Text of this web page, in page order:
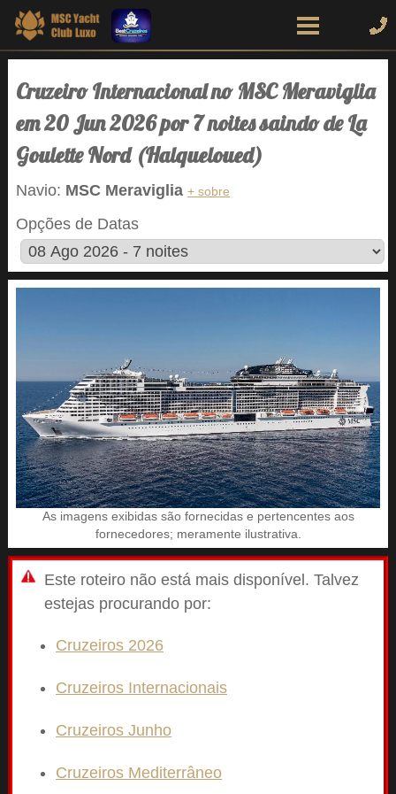
Cruzeiro Internacional no MSC Meraviglia
em 20 Jun 2026 por 7 noites saindo de La
Goulette Nord (Halqueloued)
Navio: MSC Meraviglia + sobre
Opções de Datas
As imagens exibidas são fornecidas e pertencentes aos
fornecedores; meramente ilustrativa.
Este roteiro não está mais disponível. Talvez
estejas procurando por:
Cruzeiros 2026
Cruzeiros Internacionais
Cruzeiros Junho
Cruzeiros Mediterrâneo